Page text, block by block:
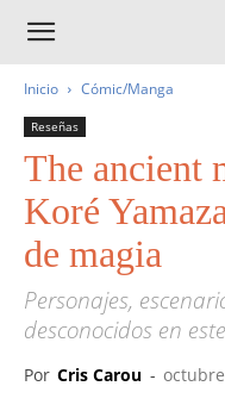
Inicio Cómic/Manga
Reseñas
The ancient
Koré
de magia
Personajes,
desconocidos en
Por Cris Carou -